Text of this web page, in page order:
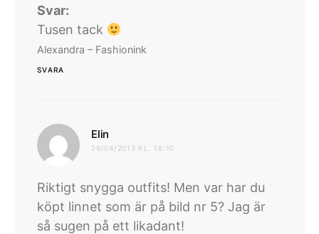
Svar:
Tusen tack
Alexandra – Fashionink
SVARA
Elin
29/04/2013 KL. 16:10
Riktigt snygga outfits! Men var har du
köpt linnet som är på bild nr 5? Jag är
så sugen på ett likadant!